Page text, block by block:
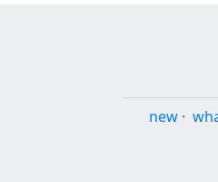
new ·